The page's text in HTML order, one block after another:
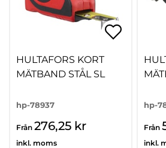
HULTAFORS KORT
MÄTBAND STÅL SL
hp-78937
Från 276,25 kr
inkl. moms
hp-
Från
inkl.